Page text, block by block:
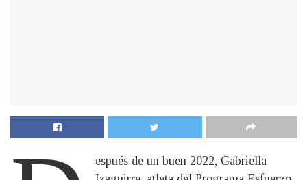
espués de un buen 2022, Gabriella